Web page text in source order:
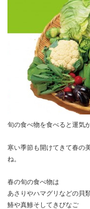
旬の食べ物を食べると運気
寒い季節も開けてきて春の
ね。
春の旬の食べ物は
あさりやハマグリなどの貝
鰆や真鯵そしてきびなご